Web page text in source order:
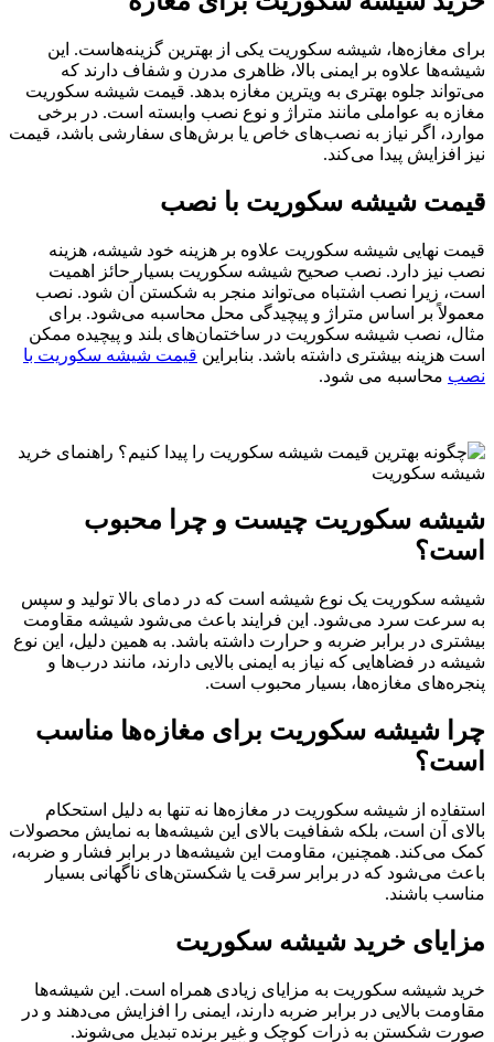
برای مغازه‌ها، شیشه سکوریت یکی از بهترین گزینه‌هاست. این
شیشه‌ها علاوه بر ایمنی بالا، ظاهری مدرن و شفاف دارند که
می‌تواند جلوه بهتری به ویترین مغازه بدهد. قیمت شیشه سکوریت
مغازه به عواملی مانند متراژ و نوع نصب وابسته است. در برخی
موارد، اگر نیاز به نصب‌های خاص یا برش‌های سفارشی باشد، قیمت
نیز افزایش پیدا می‌کند.
قیمت شیشه سکوریت با نصب
قیمت نهایی شیشه سکوریت علاوه بر هزینه خود شیشه، هزینه
نصب نیز دارد. نصب صحیح شیشه سکوریت بسیار حائز اهمیت
است، زیرا نصب اشتباه می‌تواند منجر به شکستن آن شود. نصب
معمولاً بر اساس متراژ و پیچیدگی محل محاسبه می‌شود. برای
مثال، نصب شیشه سکوریت در ساختمان‌های بلند و پیچیده ممکن
است هزینه بیشتری داشته باشد. بنابراین قیمت شیشه سکوریت با
نصب محاسبه می شود.
شیشه سکوریت چیست و چرا محبوب
است؟
شیشه سکوریت یک نوع شیشه است که در دمای بالا تولید و سپس
به سرعت سرد می‌شود. این فرایند باعث می‌شود شیشه مقاومت
بیشتری در برابر ضربه و حرارت داشته باشد. به همین دلیل، این نوع
شیشه در فضاهایی که نیاز به ایمنی بالایی دارند، مانند درب‌ها و
پنجره‌های مغازه‌ها، بسیار محبوب است.
چرا شیشه سکوریت برای مغازه‌ها مناسب
است؟
استفاده از شیشه سکوریت در مغازه‌ها نه تنها به دلیل استحکام
بالای آن است، بلکه شفافیت بالای این شیشه‌ها به نمایش محصولات
کمک می‌کند. همچنین، مقاومت این شیشه‌ها در برابر فشار و ضربه،
باعث می‌شود که در برابر سرقت یا شکستن‌های ناگهانی بسیار
مناسب باشند.
مزایای خرید شیشه سکوریت
خرید شیشه سکوریت به مزایای زیادی همراه است. این شیشه‌ها
مقاومت بالایی در برابر ضربه دارند، ایمنی را افزایش می‌دهند و در
صورت شکستن به ذرات کوچک و غیر برنده تبدیل می‌شوند.